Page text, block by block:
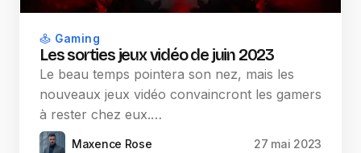
Gaming
Les sorties jeux vidéo de juin 2023
Le beau temps pointera son nez, mais les
nouveaux jeux vidéo convaincront les gamers
à rester chez eux.…
Maxence Rose 27 mai 2023